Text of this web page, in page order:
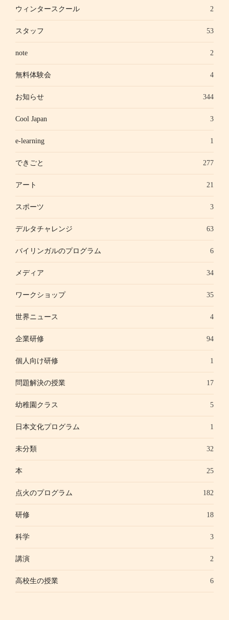
ウィンタースクール 2
スタッフ 53
note 2
無料体験会 4
お知らせ 344
Cool Japan 3
e-learning 1
できごと 277
アート 21
スポーツ 3
デルタチャレンジ 63
バイリンガルのプログラム 6
メディア 34
ワークショップ 35
世界ニュース 4
企業研修 94
個人向け研修 1
問題解決の授業 17
幼稚園クラス 5
日本文化プログラム 1
未分類 32
本 25
点火のプログラム 182
研修 18
科学 3
講演 2
高校生の授業 6